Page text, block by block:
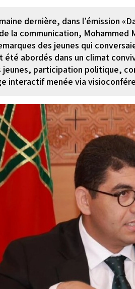
dernière, dans l’émission
la communication, Mohammed
des jeunes qui
abordés dans un climat
jeunes, participation politique,
interactif menée via